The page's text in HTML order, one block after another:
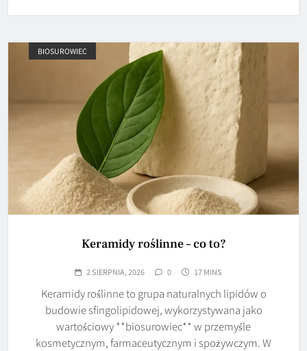
BIOSUROWIEC
Keramidy roślinne – co to?
2 SIERPNIA, 2026 0 17 MINS
Keramidy roślinne to grupa naturalnych lipidów o
budowie sfingolipidowej, wykorzystywana jako
wartościowy **biosurowiec** w przemyśle
kosmetycznym, farmaceutycznym i spożywczym. W